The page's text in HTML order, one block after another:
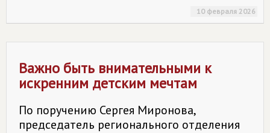
10 февраля 2026
Важно быть внимательными к
искренним детским мечтам
По поручению Сергея Миронова,
председатель регионального отделения